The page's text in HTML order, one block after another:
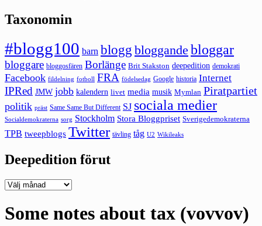
Taxonomin
#blogg100 barn blogg bloggande bloggar
bloggare bloggosfären Borlänge Brit Stakston deepedition demokrati
Facebook fildelning fotboll FRA födelsedag Google historia Internet
IPRed JMW jobb kalendern livet media musik Mymlan Piratpartiet
politik präst Same Same But Different SJ sociala medier
Socialdemokraterna sorg Stockholm Stora Bloggpriset Sverigedemokraterna
TPB tweepblogs Twitter tävling tåg U2 Wikileaks
Deepedition förut
Deepedition
Some notes about tax (vovvov)